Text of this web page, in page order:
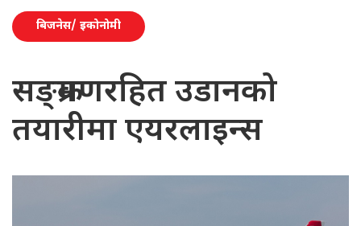
बिजनेस/ इकोनोमी
सङ्क्रमणरहित उडानको
तयारीमा एयरलाइन्स